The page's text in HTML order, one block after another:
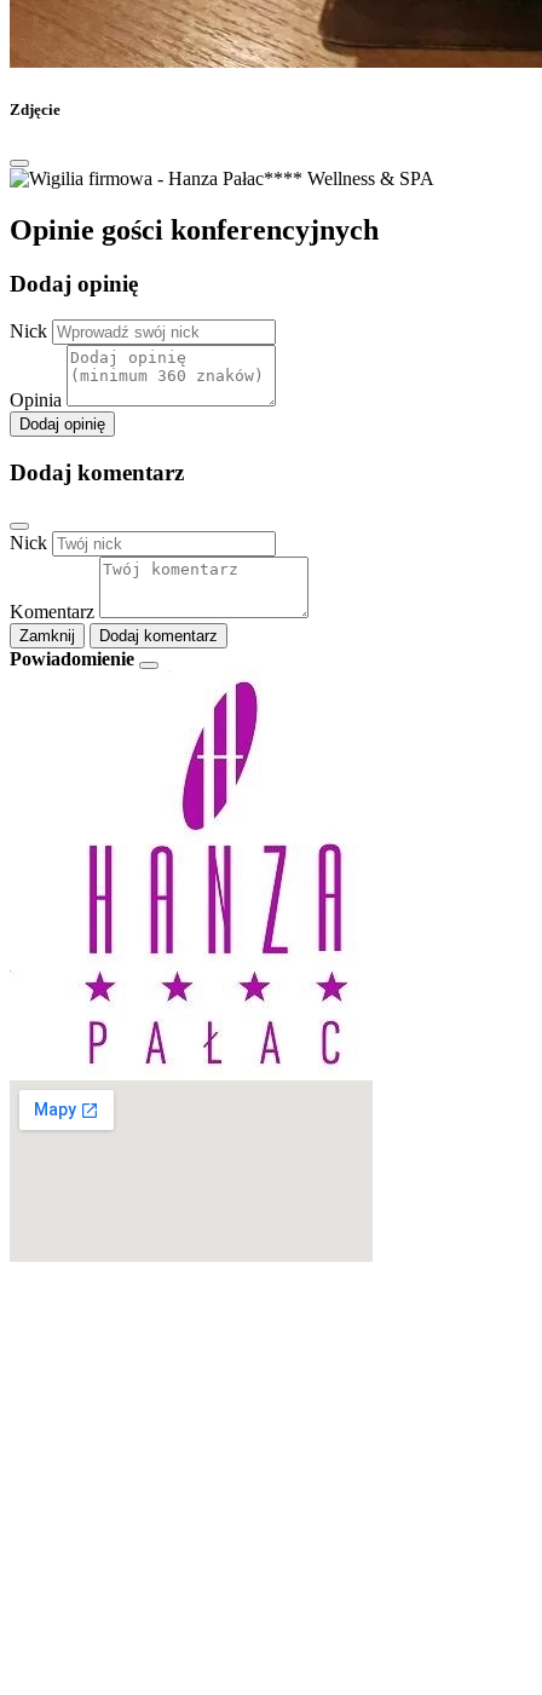
Zdjęcie
Opinie gości konferencyjnych
Dodaj opinię
Nick
Opinia
Dodaj opinię
Dodaj komentarz
Nick
Komentarz
Zamknij Dodaj komentarz
Powiadomienie